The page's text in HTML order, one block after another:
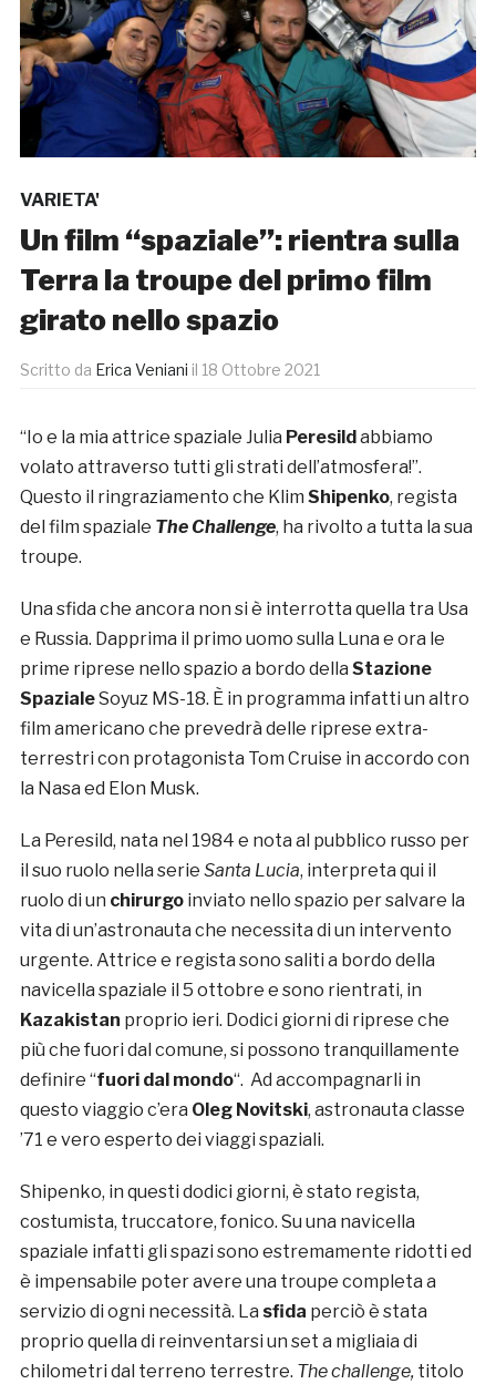
VARIETA'
Un film “spaziale”: rientra sulla
Terra la troupe del primo film
girato nello spazio
Scritto da Erica Veniani il 18 Ottobre 2021
“Io e la mia attrice spaziale Julia Peresild abbiamo
volato attraverso tutti gli strati dell’atmosfera!”.
Questo il ringraziamento che Klim Shipenko, regista
del film spaziale The Challenge, ha rivolto a tutta la sua
troupe.
Una sfida che ancora non si è interrotta quella tra Usa
e Russia. Dapprima il primo uomo sulla Luna e ora le
prime riprese nello spazio a bordo della Stazione
SpazialeSoyuz MS-18. È in programma infatti un altro
film americano che prevedrà delle riprese extra-
terrestri con protagonista Tom Cruise in accordo con
la Nasa ed Elon Musk.
La Peresild, nata nel 1984 e nota al pubblico russo per
il suo ruolo nella serie Santa Lucia, interpreta qui il
ruolo di un chirurgoinviato nello spazio per salvare la
vita di un’astronauta che necessita di un intervento
urgente. Attrice e regista sono saliti a bordo della
navicella spaziale il 5 ottobre e sono rientrati, in
Kazakistan proprio ieri. Dodici giorni di riprese che
più che fuori dal comune, si possono tranquillamente
definire “fuori dal mondo“. Ad accompagnarli in
questo viaggio c’era Oleg Novitski, astronauta classe
’71 e vero esperto dei viaggi spaziali.
Shipenko, in questi dodici giorni, è stato regista,
costumista, truccatore, fonico. Su una navicella
spaziale infatti gli spazi sono estremamente ridotti ed
è impensabile poter avere una troupe completa a
servizio di ogni necessità. La sfida perciò è stata
proprio quella di reinventarsi un set a migliaia di
chilometri dal terreno terrestre. The challenge, titolo